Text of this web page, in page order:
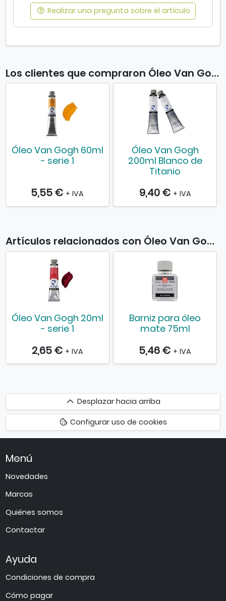
Realizar una pregunta sobre el artículo
Los clientes que compraron Óleo Van Gogh 200ml también compraron
Óleo Van Gogh 60ml
- serie 1
5,55 € + IVA
Óleo Van Gogh
200ml Blanco de
Titanio
9,40 € + IVA
Artículos relacionados con Óleo Van Gogh 200ml
Óleo Van Gogh 20ml
- serie 1
2,65 € + IVA
Barniz para óleo
mate 75ml
5,46 € + IVA
Desplazar
hacia
arriba
Desplazar hacia arriba
Configurar uso de cookies
Menú
Novedades
Marcas
Quiénes somos
Contactar
Ayuda
Condiciones de compra
Cómo pagar